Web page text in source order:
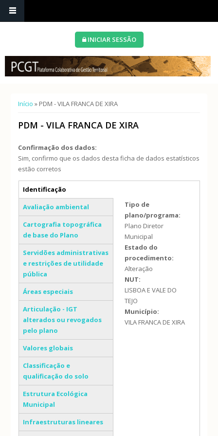
INICIAR SESSÃO
Está aqui
Início » PDM - VILA FRANCA DE XIRA
PDM - VILA FRANCA DE XIRA
Confirmação dos dados:
Sim, confirmo que os dados desta ficha de dados estatísticos
estão corretos
Separadores verticais
Identificação
(separador ativo)
Avaliação ambiental
Cartografia topográfica
de base do Plano
Servidões administrativas
e restrições de utilidade
pública
Áreas especiais
Articulação - IGT
alterados ou revogados
pelo plano
Valores globais
Classificação e
qualificação do solo
Estrutura Ecológica
Municipal
Infraestruturas lineares
Tipo de
plano/programa:
Plano Diretor
Municipal
Estado do
procedimento:
Alteração
NUT:
LISBOA E VALE DO
TEJO
Município:
VILA FRANCA DE XIRA